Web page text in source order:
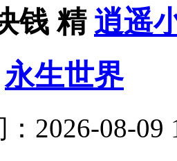
钱精 逍遥
永生世界
2026-08-09